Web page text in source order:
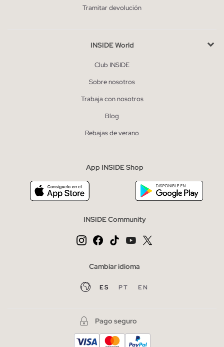
Tramitar devolución
INSIDE World
Club INSIDE
Sobre nosotros
Trabaja con nosotros
Blog
Rebajas de verano
App INSIDE Shop
INSIDE Community
Cambiar idioma
ES PT EN
Pago seguro